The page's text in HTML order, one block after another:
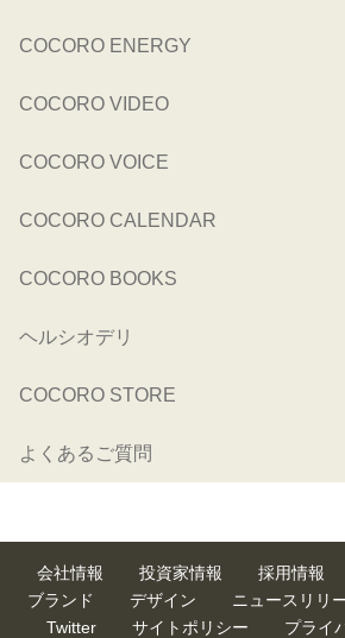
COCORO ENERGY
COCORO VIDEO
COCORO VOICE
COCORO CALENDAR
COCORO BOOKS
ヘルシオデリ
COCORO STORE
よくあるご質問
会社情報 投資家情報 採用情報
ブランド
デザイン ニュースリリ
Twitter
サイトポリシー プライ